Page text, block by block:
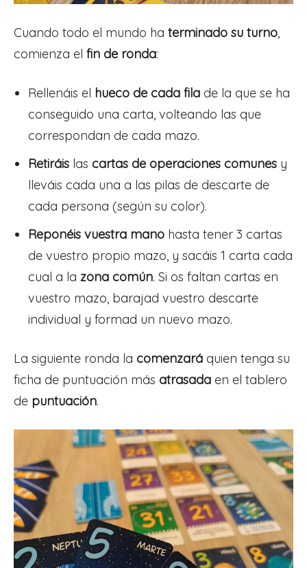
Cuando todo el mundo ha terminado su turno
comienza el fin de ronda:
Rellenáis el hueco de cada fila de la que se ha
conseguido una carta, volteando las que
correspondan de cada mazo.
Retiráis las cartas de operaciones comunes y
lleváis cada una a las pilas de descarte de
cada persona (según su color).
Reponéis vuestra mano hasta tener 3 cartas
de vuestro propio mazo, y sacáis 1 carta cada
cual a la zona común. Si os faltan cartas en
vuestro mazo, barajad vuestro descarte
individual y formad un nuevo mazo.
La siguiente ronda la comenzará quien tenga su
ficha de puntuación más atrasada en el tablero
de puntuación.